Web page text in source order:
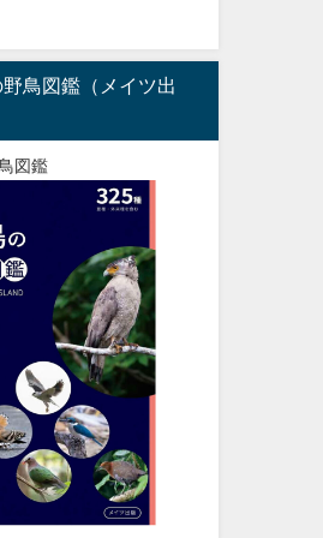
鳥図鑑（メイツ出
図鑑